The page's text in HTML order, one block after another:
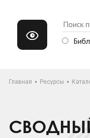
Главная Ресурсы